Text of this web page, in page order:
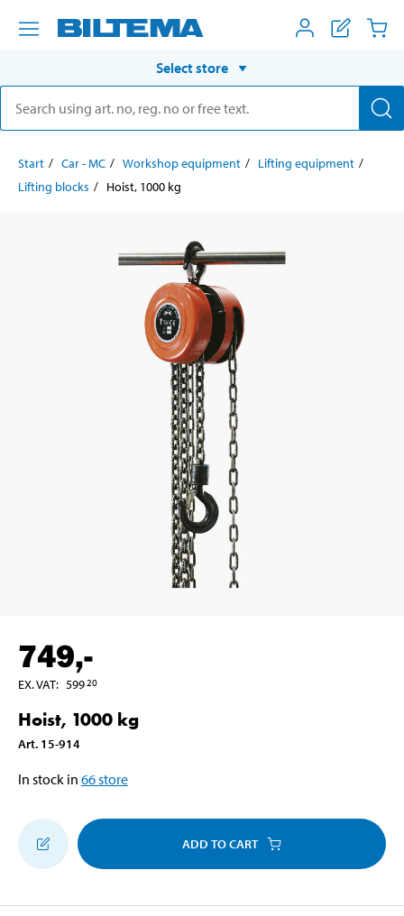
Select store
Start Car - MC Workshop equipment
Lifting equipment
Lifting blocks
Hoist, 1000 kg
749,-
EX. VAT: 59920
Hoist, 1000 kg
Art. 15-914
In stock in 66store
ADD TO CART